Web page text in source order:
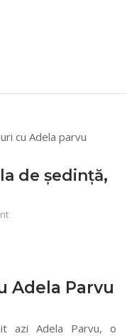
de ședință,
Adela Parvu
azi Adela Parvu, o